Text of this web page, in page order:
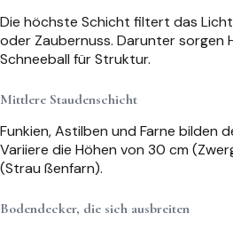
Die höchste Schicht filtert das
oder Zaubernuss. Darunter sorgen
Schneeball für Struktur.
Mittlere Staudenschicht
Funkien, Astilben und Farne bilden
Variiere die Höhen von 30 cm
(Strau ßenfarn).
Bodendecker, die sich ausbreiten